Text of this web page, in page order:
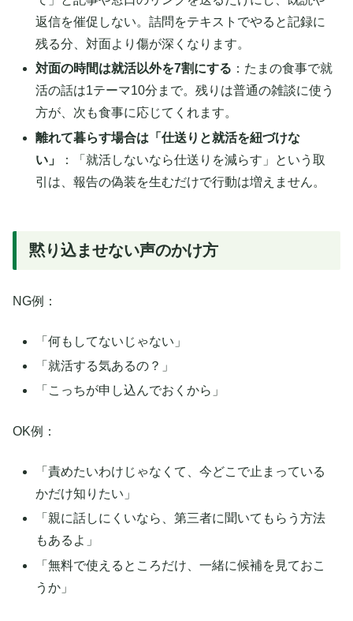
返信を催促しない。詰問をテキストでやると記録に
残る分、対面より傷が深くなります。
対面の時間は就活以外を7割にする ：たまの食事で就
活の話は1テーマ10分まで。残りは普通の雑談に使う
方が、次も食事に応じてくれます。
離れて暮らす場合は「仕送りと就活を紐づけな
い」
：「就活しないなら仕送りを減らす」という取
引は、報告の偽装を生むだけで行動は増えません。
黙り込ませない声のかけ方
NG例：
「何もしてないじゃない」
「就活する気あるの？」
「こっちが申し込んでおくから」
OK例：
「責めたいわけじゃなくて、今どこで止まっている
かだけ知りたい」
「親に話しにくいなら、第三者に聞いてもらう方法
もあるよ」
「無料で使えるところだけ、一緒に候補を見ておこ
うか」